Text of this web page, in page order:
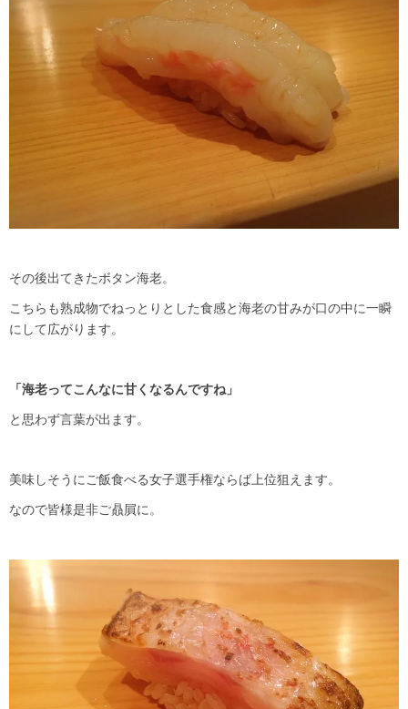
その後出てきたボタン海老。
こちらも熟成物でねっとりとした食感と海老の甘みが口の中に一瞬
にして広がります。
「海老ってこんなに甘くなるんですね」
と思わず言葉が出ます。
美味しそうにご飯食べる女子選手権ならば上位狙えます。
なので皆様是非ご贔屓に。